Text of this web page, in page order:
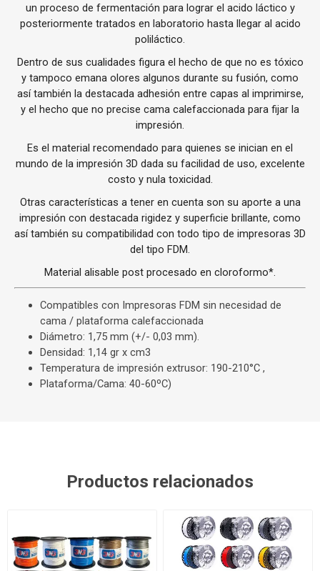
un proceso de fermentación para lograr el acido láctico y
posteriormente tratados en laboratorio hasta llegar al acido
poliláctico.
Dentro de sus cualidades figura el hecho de que no es tóxico
y tampoco emana olores algunos durante su fusión, como
así también la destacada adhesión entre capas al imprimirse,
y el hecho que no precise cama calefaccionada para fijar la
impresión.
Es el material recomendado para quienes se inician en el
mundo de la impresión 3D dada su facilidad de uso, excelente
costo y nula toxicidad.
Otras características a tener en cuenta son su aporte a una
impresión con destacada rigidez y superficie brillante, como
así también su compatibilidad con todo tipo de impresoras 3D
del tipo FDM.
Material alisable post procesado en cloroformo*.
Compatibles con Impresoras FDM sin necesidad de
cama / plataforma calefaccionada
Diámetro: 1,75 mm (+/- 0,03 mm).
Densidad: 1,14 gr x cm3
Temperatura de impresión extrusor: 190-210°C ,
Plataforma/Cama: 40-60ºC)
Productos relacionados